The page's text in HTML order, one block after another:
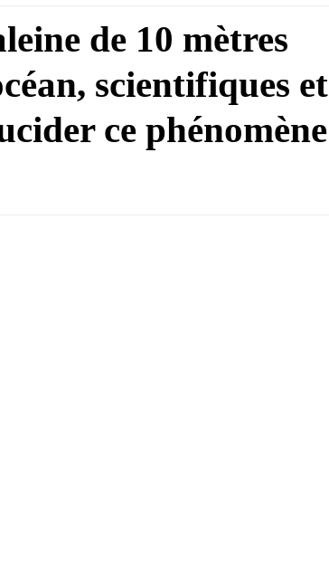
de 10 mètres
scientifiques et
ce phénomène